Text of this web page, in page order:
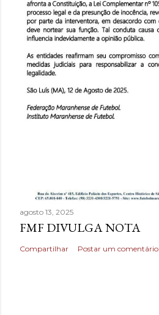
agosto 13, 2025
FMF DIVULGA NOTA
Compartilhar Postar um comentário